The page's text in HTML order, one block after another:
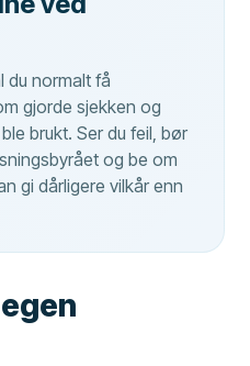
du normalt få
gjorde sjekken og
brukt. Ser du feil, bør
og be om
gi dårligere vilkår enn